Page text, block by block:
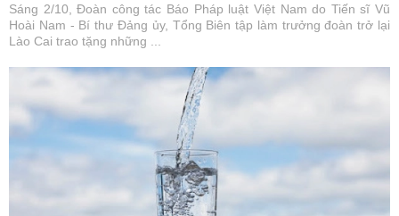
Sáng 2/10, Đoàn công tác Báo Pháp luật Việt Nam do Tiến sĩ Vũ
Hoài Nam - Bí thư Đảng ủy, Tổng Biên tập làm trưởng đoàn trở lại
Lào Cai trao tặng những ...